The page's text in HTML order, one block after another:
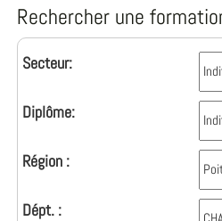
Rechercher une
Secteur:
Diplôme:
Région :
Dépt. :